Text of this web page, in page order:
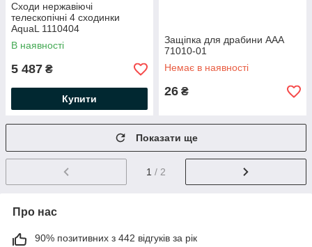
Сходи нержавіючі
телескопічні 4 сходинки
AquaL 1110404
В наявності
5 487 ₴
Купити
Защіпка для драбини ААА
71010-01
Немає в наявності
26 ₴
Показати ще
1 / 2
Про нас
90% позитивних з 442 відгуків за рік